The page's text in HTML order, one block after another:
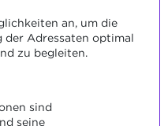
an, um die
der Adressaten optimal
zu begleiten.
sind
seine